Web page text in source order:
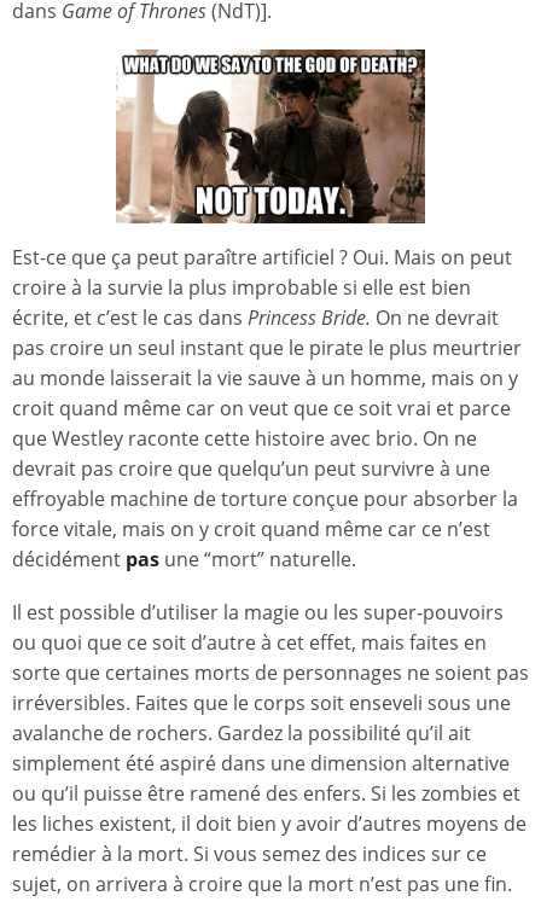
dans Game of Thrones(NdT)].
Est-ce que ça peut paraître artificiel ? Oui. Mais on peut
croire à la survie la plus improbable si elle est bien
écrite, et c’est le cas dans Princess Bride. On ne devrait
pas croire un seul instant que le pirate le plus meurtrier
au monde laisserait la vie sauve à un homme, mais on y
croit quand même car on veut que ce soit vrai et parce
que Westley raconte cette histoire avec brio. On ne
devrait pas croire que quelqu’un peut survivre à une
effroyable machine de torture conçue pour absorber la
force vitale, mais on y croit quand même car ce n’est
décidément pas une “mort” naturelle.
Il est possible d’utiliser la magie ou les super-pouvoirs
ou quoi que ce soit d’autre à cet effet, mais faites en
sorte que certaines morts de personnages ne soient pas
irréversibles. Faites que le corps soit enseveli sous une
avalanche de rochers. Gardez la possibilité qu’il ait
simplement été aspiré dans une dimension alternative
ou qu’il puisse être ramené des enfers. Si les zombies et
les liches existent, il doit bien y avoir d’autres moyens de
remédier à la mort. Si vous semez des indices sur ce
sujet, on arrivera à croire que la mort n’est pas une fin.